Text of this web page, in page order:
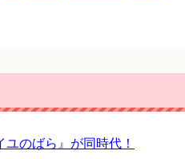
ユのばら』が同時代！